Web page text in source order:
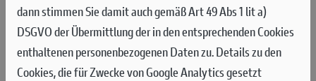
"Die Mission von Ducati ist es, das Leben der Menschen mit
technologisch anspruchsvollen Motorrädern zu bereichern, die
sich durch sinnliche Schönheit auszeichnen", erklärte Claudio
Domenicali bei der Präsentation des Motorrads im Rahmen der
dann stimmen Sie damit auch gemäß Art 49 Abs 1 lit a)
DSGVO der Übermittlung der in den entsprechenden Cookies
enthaltenen personenbezogenen Daten zu. Details zu den
Cookies, die für Zwecke von Google Analytics gesetzt